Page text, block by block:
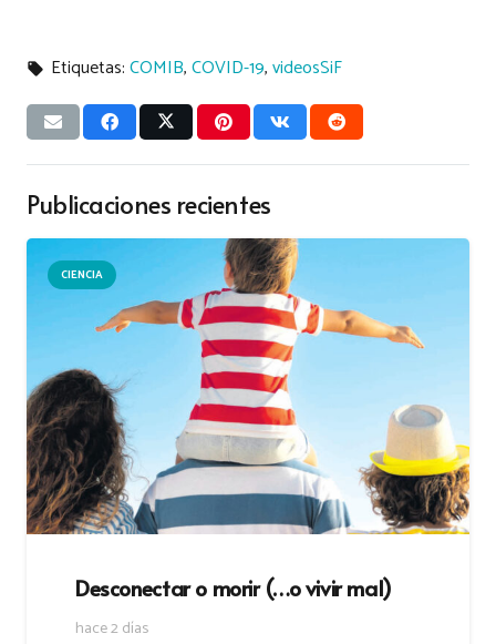
local_offer Etiquetas:COMIB,COVID-19,videosSiF
Publicaciones recientes
CIENCIA
Desconectar o morir (…o vivir mal)
hace 2 días